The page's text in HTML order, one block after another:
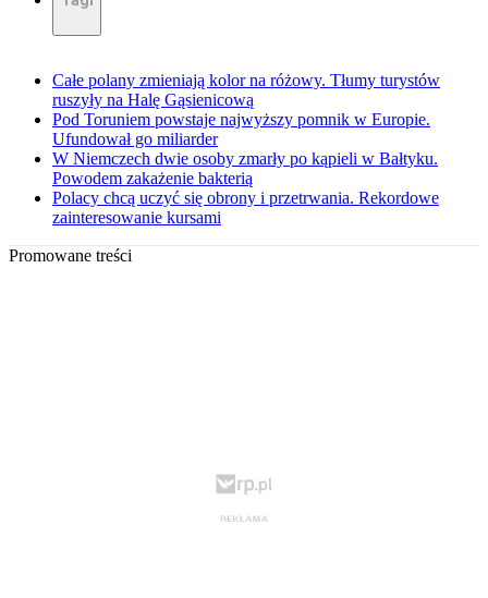
Całe polany zmieniają kolor na różowy. Tłumy turystów
ruszyły na Halę Gąsienicową
Pod Toruniem powstaje najwyższy pomnik w Europie.
Ufundował go miliarder
W Niemczech dwie osoby zmarły po kąpieli w Bałtyku.
Powodem zakażenie bakterią
Polacy chcą uczyć się obrony i przetrwania. Rekordowe
zainteresowanie kursami
Promowane treści